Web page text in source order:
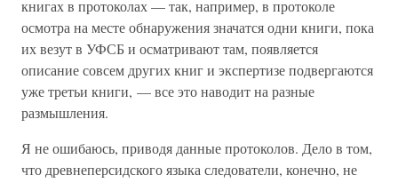
книгах в протоколах — так, например, в протоколе
осмотра на месте обнаружения значатся одни книги, пока
их везут в УФСБ и осматривают там, появляется
описание совсем других книг и экспертизе подвергаются
уже третьи книги, — все это наводит на разные
размышления.
Я не ошибаюсь, приводя данные протоколов. Дело в том,
что древнеперсидского языка следователи, конечно, не